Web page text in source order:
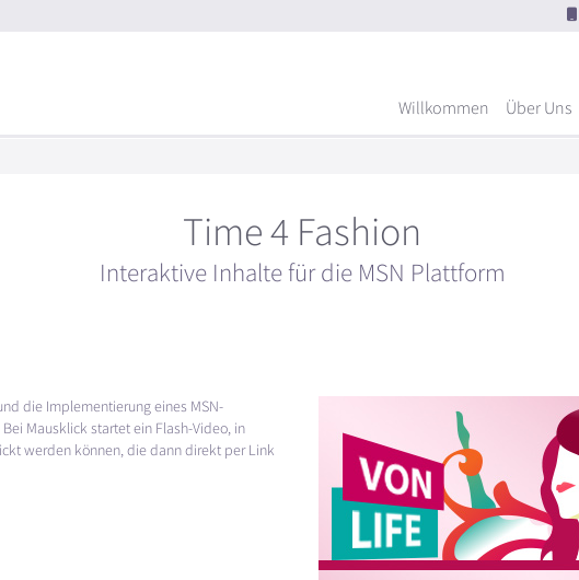
Willkommen Über Uns
Time 4 Fashion
Interaktive Inhalte für die MSN Plattform
die Implementierung eines MSN-
Bei Mausklick startet ein Flash-Video, in
werden können, die dann direkt per Link